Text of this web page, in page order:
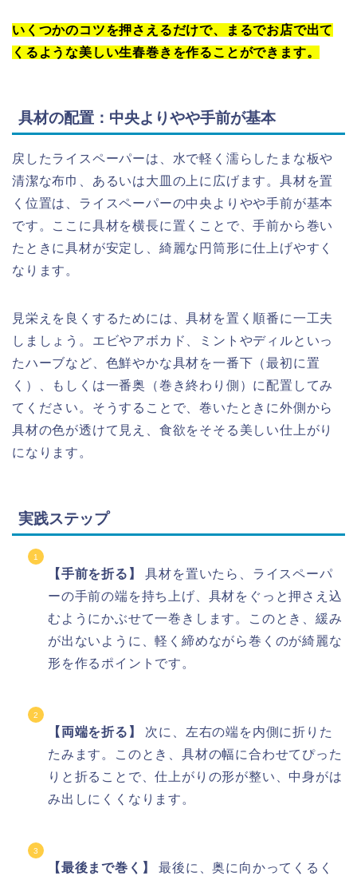
いくつかのコツを押さえるだけで、まるでお店で出て
くるような美しい生春巻きを作ることができます。
具材の配置：中央よりやや手前が基本
戻したライスペーパーは、水で軽く濡らしたまな板や
清潔な布巾、あるいは大皿の上に広げます。具材を置
く位置は、ライスペーパーの中央よりやや手前が基本
です。ここに具材を横長に置くことで、手前から巻い
たときに具材が安定し、綺麗な円筒形に仕上げやすく
なります。
見栄えを良くするためには、具材を置く順番に一工夫
しましょう。エビやアボカド、ミントやディルといっ
たハーブなど、色鮮やかな具材を一番下（最初に置
く）、もしくは一番奥（巻き終わり側）に配置してみ
てください。そうすることで、巻いたときに外側から
具材の色が透けて見え、食欲をそそる美しい仕上がり
になります。
実践ステップ
【手前を折る】
具材を置いたら、ライスペーパ
ーの手前の端を持ち上げ、具材をぐっと押さえ込
むようにかぶせて一巻きします。このとき、緩み
が出ないように、軽く締めながら巻くのが綺麗な
形を作るポイントです。
【両端を折る】
次に、左右の端を内側に折りた
たみます。このとき、具材の幅に合わせてぴった
りと折ることで、仕上がりの形が整い、中身がは
み出しにくくなります。
【最後まで巻く】 最後に、奥に向かってくるく